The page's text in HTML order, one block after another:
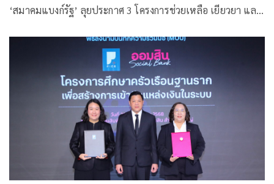
‘สมาคมแบงก์รัฐ’ ลุยประกาศ 3 โครงการช่วยเหลือ เยียวยา แล…